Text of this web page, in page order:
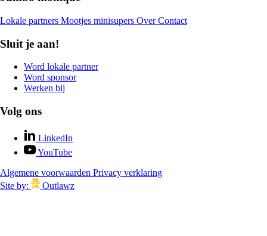
Lokale partners Mootjes minisupers OverContact
Sluit je aan!
Word lokale partner
Word sponsor
Werken bij
Volg ons
LinkedIn
YouTube
Algemene voorwaarden Privacy verklaring
Site by:
Outlawz